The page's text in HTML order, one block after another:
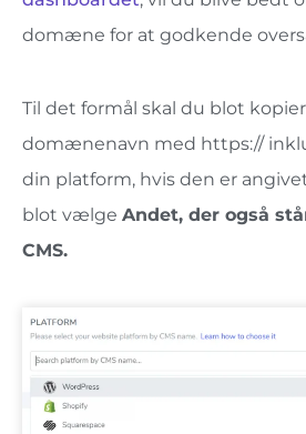
domæne for at godkende
Til det formål skal du blot
domænenavn med https://
din platform, hvis den er
blot vælge Andet, der også
CMS.